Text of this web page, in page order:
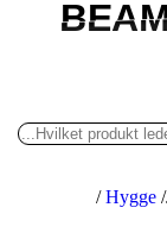
/ Hygge /